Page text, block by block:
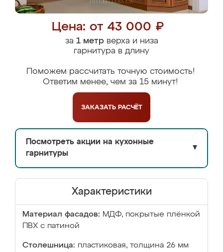
Цена: от 43 000 ₽
за 1 метрверха и низа
гарнитура в длину
Поможем рассчитать точную стоимость!
Ответим менее, чем за 15 минут!
ЗАКАЗАТЬ РАСЧЁТ
Посмотреть акции на кухонные
гарнитуры
▼
Характеристики
Материал фасадов: МДФ, покрытые плёнкой
ПВХ с патиной
Столешница: пластиковая, толщина 26 мм